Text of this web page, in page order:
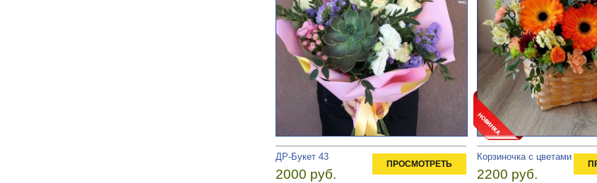
ДР-Букет 43
2000 руб.
ПРОСМОТРЕТЬ
Корзиночка с цветами
2200 руб.